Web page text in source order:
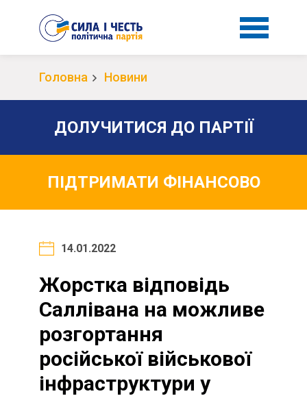
Головна Новини
ДОЛУЧИТИСЯ ДО ПАРТІЇ
ПІДТРИМАТИ ФІНАНСОВО
14.01.2022
Жорстка відповідь
Саллівана на можливе
розгортання
російської військової
інфраструктури у